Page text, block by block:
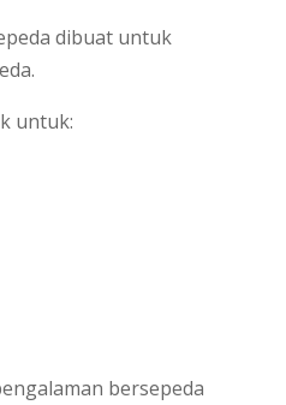
dibuat untuk
untuk:
bersepeda